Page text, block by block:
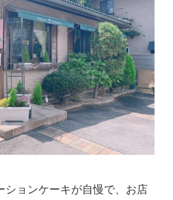
ションケーキが自慢で、お店